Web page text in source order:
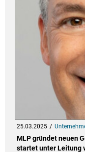
25.03.2025
MLP gründet neuen
startet unter Leitung